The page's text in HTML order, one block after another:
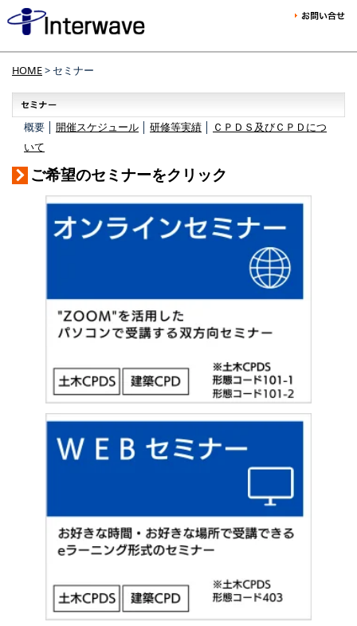
HOME> セミナー
概要 │ 開催スケジュール 研修等実績
ＣＰＤＳ及びＣＰＤにつ
いて
ご希望のセミナーをクリック